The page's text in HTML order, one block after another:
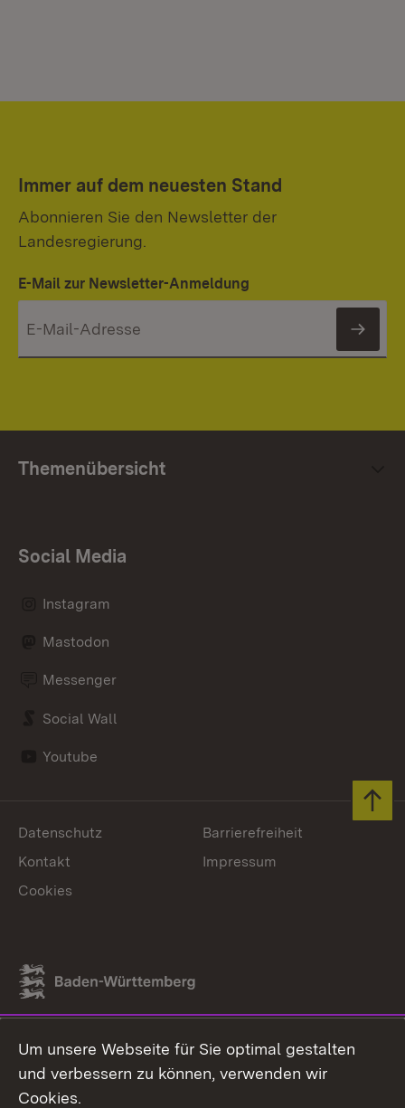
Immer auf dem neuesten Stand
Abonnieren Sie den Newsletter der
Landesregierung.
E-Mail zur Newsletter-Anmeldung
Themenübersicht
Social Media
Instagram
Mastodon
Messenger
Social Wall
Youtube
Link zum Landesportal
Datenschutz
Barrierefreiheit
Kontakt
Impressum
Cookies
Um unsere Webseite für Sie optimal gestalten
und verbessern zu können, verwenden wir
Cookies.